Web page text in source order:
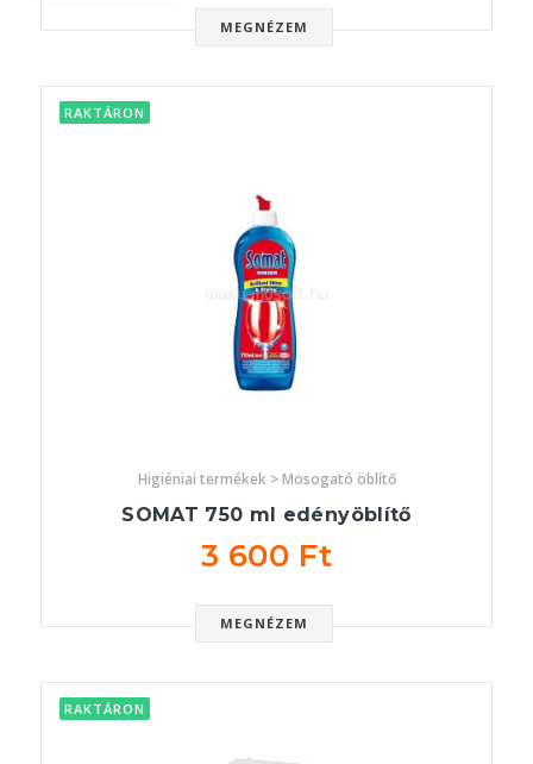
MEGNÉZEM
RAKTÁRON
Higiéniai termékek > Mosogató öblítő
SOMAT 750 ml edényöblítő
3 600 Ft
MEGNÉZEM
RAKTÁRON